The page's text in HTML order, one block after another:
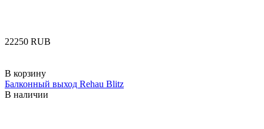
‍22250‍ RUB
В корзину
Балконный выход Rehau Blitz
В наличии